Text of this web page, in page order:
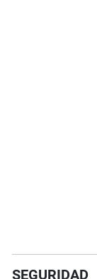
SEGURIDAD